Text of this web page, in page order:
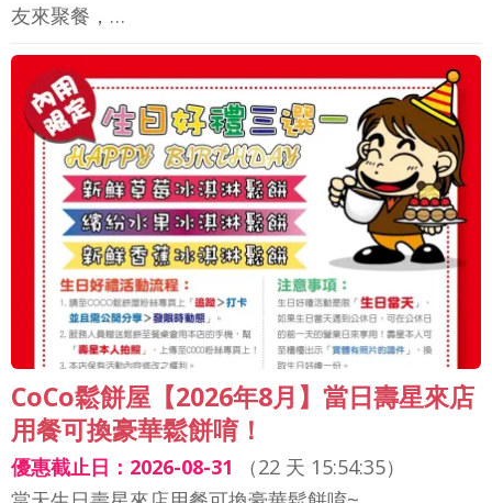
友來聚餐，…
CoCo鬆餅屋【2026年8月】當日壽星來店
用餐可換豪華鬆餅唷！
優惠截止日：2026-08-31 （22 天 15:54:33）